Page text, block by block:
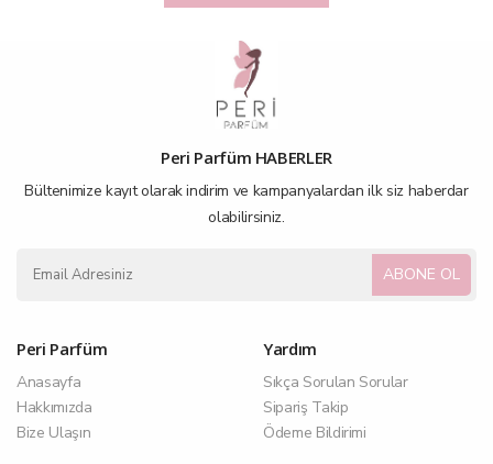
Peri Parfüm HABERLER
Bültenimize kayıt olarak indirim ve kampanyalardan ilk siz haberdar
olabilirsiniz.
ABONE OL
Peri Parfüm
Anasayfa
Hakkımızda
Bize Ulaşın
Yardım
Sıkça Sorulan Sorular
Sipariş Takip
Ödeme Bildirimi